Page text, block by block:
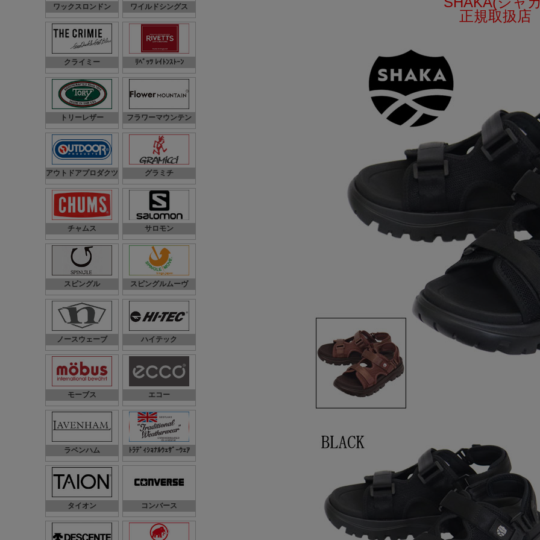
正規取扱店
ワックスロンドン ワイルドシングス
クライミー ﾘﾍﾞｯﾂ ﾚｲﾄﾝｽﾄｰﾝ
トリーレザー フラワーマウンテン
アウトドアプロダクツ グラミチ
チャムス サロモン
スピングル スピングルムーヴ
ノースウェーブ ハイテック
モーブス エコー
ラベンハム ﾄﾗﾃﾞｨｼｮﾅﾙｳｪｻﾞｰｳｪｱ
タイオン コンバース